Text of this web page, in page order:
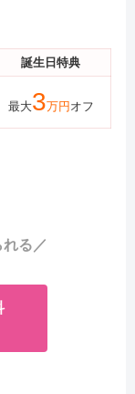
誕生日特典
最大3万円 オフ
る／